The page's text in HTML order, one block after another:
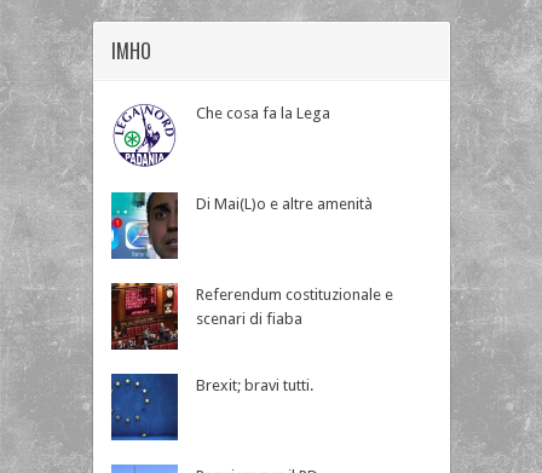
IMHO
Che cosa fa la Lega
Di Mai(L)o e altre amenità
Referendum costituzionale e
scenari di fiaba
Brexit; bravi tutti.